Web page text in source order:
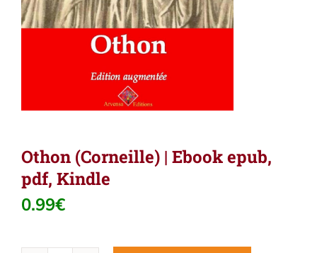
Othon (Corneille) | Ebook epub,
pdf, Kindle
0.99€